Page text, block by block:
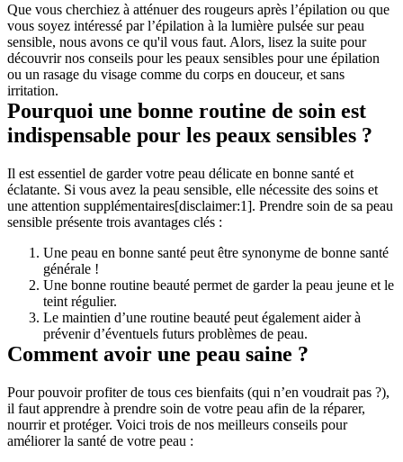
Que vous cherchiez à atténuer des rougeurs après l’épilation ou que
vous soyez intéressé par l’épilation à la lumière pulsée sur peau
sensible, nous avons ce qu'il vous faut. Alors, lisez la suite pour
découvrir nos conseils pour les peaux sensibles pour une épilation
ou un rasage du visage comme du corps en douceur, et sans
irritation.
Pourquoi une bonne routine de soin est
indispensable pour les peaux sensibles ?
Il est essentiel de garder votre peau délicate en bonne santé et
éclatante. Si vous avez la peau sensible, elle nécessite des soins et
une attention supplémentaires[disclaimer:1]. Prendre soin de sa peau
sensible présente trois avantages clés :
Une peau en bonne santé peut être synonyme de bonne santé
générale !
Une bonne routine beauté permet de garder la peau jeune et le
teint régulier.
Le maintien d’une routine beauté peut également aider à
prévenir d’éventuels futurs problèmes de peau.
Comment avoir une peau saine ?
Pour pouvoir profiter de tous ces bienfaits (qui n’en voudrait pas ?),
il faut apprendre à prendre soin de votre peau afin de la réparer,
nourrir et protéger. Voici trois de nos meilleurs conseils pour
améliorer la santé de votre peau :